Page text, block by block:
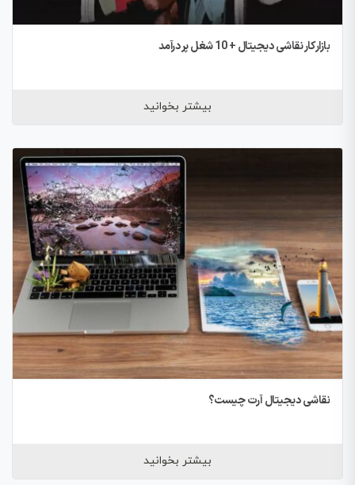
بازار کار نقاشی دیجیتال + 10 شغل پر درآمد
بیشتر بخوانید
نقاشی دیجیتال آرت چیست؟
بیشتر بخوانید